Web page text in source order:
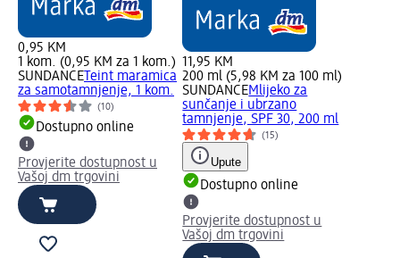
0,95 KM
1 kom. (0,95 KM za 1 kom.)
SUNDANCE Teint maramica
za samotamnjenje, 1 kom.
(10)
Dostupno online
Provjerite dostupnost u
Vašoj dm trgovini
11,95 KM
200 ml (5,98 KM za 100 ml)
SUNDANCEMlijeko za
sunčanje i ubrzano
tamnjenje, SPF 30, 200 ml
(15)
Upute
Dostupno online
Provjerite dostupnost u
Vašoj dm trgovini